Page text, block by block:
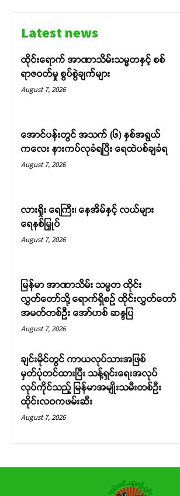
Latest news
ထိုင်းရောက် အာဏာသိမ်းသမ္မတနှင့် စစ်
ရာဇဝတ်မှု စွပ်စွဲချက်များ
August 7, 2026
အောင်ပန်းတွင် အသက် (၆) နှစ်အရွယ်
ကလေး နားကပ်လုခံရပြီး ရေထဲပစ်ချခံရ
August 7, 2026
လားရှိုး ရေကြီး၊ နေအိမ်နှင့် လယ်များ
ရေနစ်မြှုပ်
August 7, 2026
မြန်မာ အာဏာသိမ်း သမ္မတ ထိုင်း
လွှတ်တော်သို့ ရောက်ရှိစဉ် ထိုင်းလွှတ်တော်
အမတ်တစ်ဦး အော်ဟစ် ဆန္ဒပြ
August 7, 2026
ချင်းမိုင်တွင် ကာယလုပ်သားအဖြစ်
မှတ်ပုံတင်ထားပြီး သန့်ရှင်းရေးအလုပ်
လုပ်ကိုင်သည့် မြန်မာအမျိုးသမီးတစ်ဦး
ထိုင်းလဝကဖမ်းဆီး
August 7, 2026